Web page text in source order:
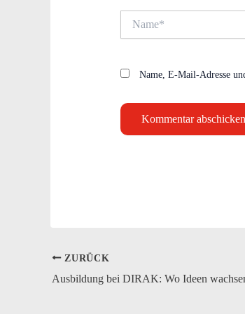
Name, E-Mail-Adresse
ZURÜCK